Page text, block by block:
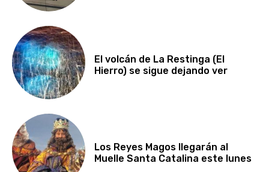
El volcán de La Restinga (El
Hierro) se sigue dejando ver
Los Reyes Magos llegarán al
Muelle Santa Catalina este lunes